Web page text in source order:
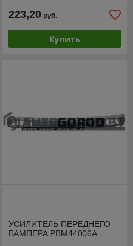
223,20 руб.
Купить
УСИЛИТЕЛЬ ПЕРЕДНЕГО
БАМПЕРА PBM44006A